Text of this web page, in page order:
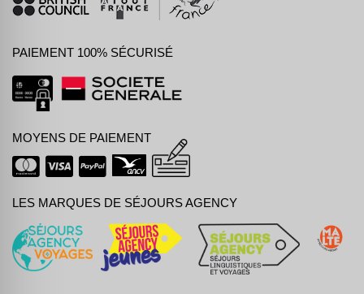
PAIEMENT 100% SÉCURISÉ
MOYENS DE PAIEMENT
LES MARQUES DE SÉJOURS AGENCY